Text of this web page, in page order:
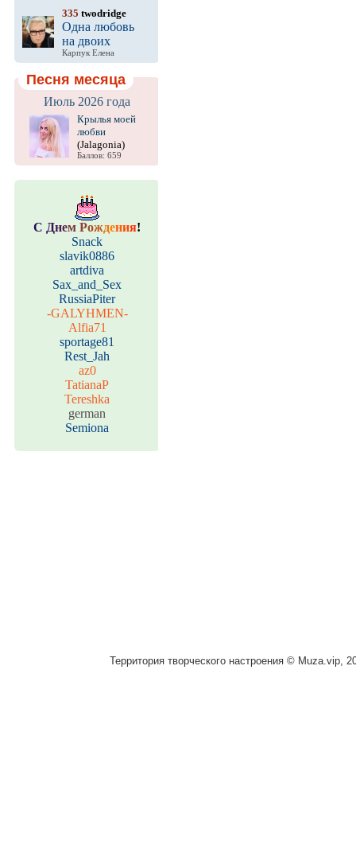
335 twodridge
Одна любовь
на двоих
Карпук Елена
Песня месяца
Июль 2026 года
Крылья моей
любви
(Jalagonia)
Баллов: 659
С Днем Рождения!
Snack
slavik0886
artdiva
Sax_and_Sex
RussiaPiter
-GALYHMEN-
Alfia71
sportage81
Rest_Jah
az0
TatianaP
Tereshka
german
Semiona
Территория творческого настроения © Muza.vip,